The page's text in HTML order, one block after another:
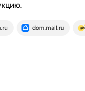
dom.mail.ru